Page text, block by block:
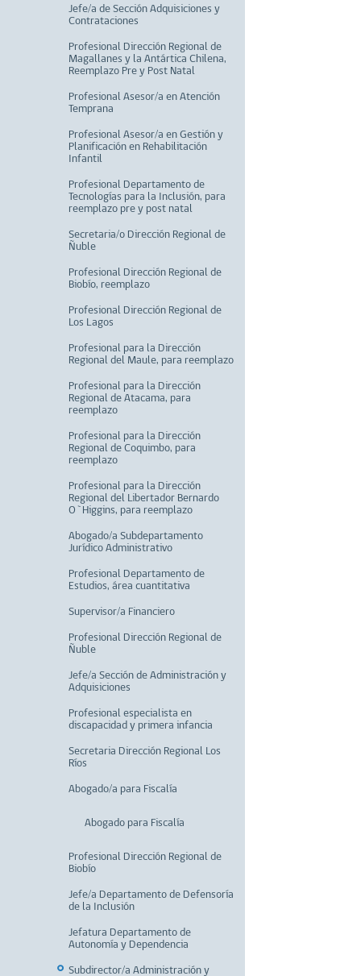
Jefe/a de Sección Adquisiciones y
Contrataciones
Profesional Dirección Regional de
Magallanes y la Antártica Chilena,
Reemplazo Pre y Post Natal
Profesional Asesor/a en Atención
Temprana
Profesional Asesor/a en Gestión y
Planificación en Rehabilitación
Infantil
Profesional Departamento de
Tecnologías para la Inclusión, para
reemplazo pre y post natal
Secretaria/o Dirección Regional de
Ñuble
Profesional Dirección Regional de
Biobío, reemplazo
Profesional Dirección Regional de
Los Lagos
Profesional para la Dirección
Regional del Maule, para reemplazo
Profesional para la Dirección
Regional de Atacama, para
reemplazo
Profesional para la Dirección
Regional de Coquimbo, para
reemplazo
Profesional para la Dirección
Regional del Libertador Bernardo
O`Higgins, para reemplazo
Abogado/a Subdepartamento
Jurídico Administrativo
Profesional Departamento de
Estudios, área cuantitativa
Supervisor/a Financiero
Profesional Dirección Regional de
Ñuble
Jefe/a Sección de Administración y
Adquisiciones
Profesional especialista en
discapacidad y primera infancia
Secretaria Dirección Regional Los
Ríos
Abogado/a para Fiscalía
Abogado para Fiscalía
Profesional Dirección Regional de
Biobío
Jefe/a Departamento de Defensoría
de la Inclusión
Jefatura Departamento de
Autonomía y Dependencia
Subdirector/a Administración y